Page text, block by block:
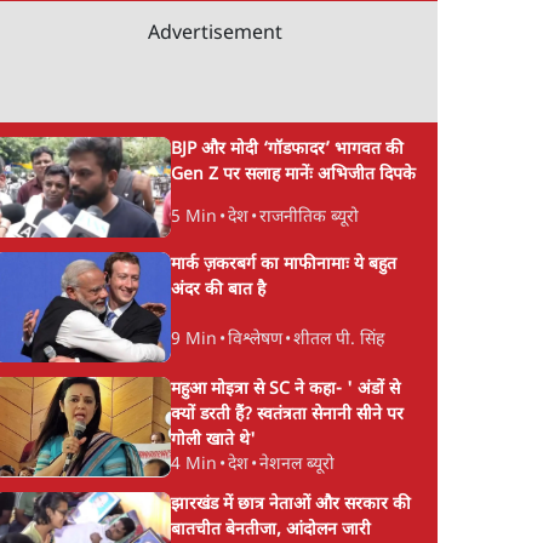
अब
भाग रहे विदेशी निवेशकों को
पूर्व वित्त सचिव ने क्यों
Advertisement
BJP और मोदी ‘गॉडफादर’ भागवत की
Gen Z पर सलाह मानेंः अभिजीत दिपके
5 Min •देश•राजनीतिक ब्यूरो
मार्क ज़करबर्ग का माफीनामाः ये बहुत
अंदर की बात है
9 Min •विश्लेषण•शीतल पी. सिंह
महुआ मोइत्रा से SC ने कहा- ' अंडों से
क्यों डरती हैं? स्वतंत्रता सेनानी सीने पर
गोली खाते थे'
4 Min •देश•नेशनल ब्यूरो
झारखंड में छात्र नेताओं और सरकार की
बातचीत बेनतीजा, आंदोलन जारी